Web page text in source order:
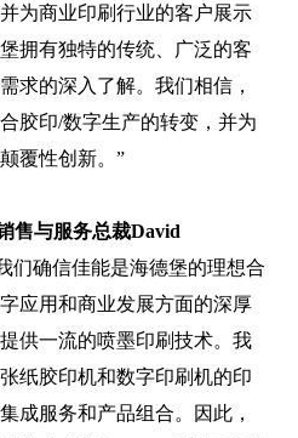
为商业印刷行业的客户展示
拥有独特的传统、广泛的客
求的深入了解。我们相信，
胶印/数字生产的转变，并为
覆性创新。”
售与服务总裁David
们确信佳能是海德堡的理想合
应用和商业发展方面的深厚
供一流的喷墨印刷技术。我
纸胶印机和数字印刷机的印
成服务和产品组合。因此，